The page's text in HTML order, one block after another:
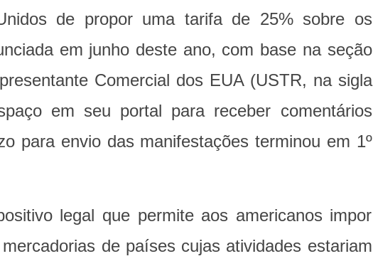
de propor uma tarifa de 25% sobre os
em junho deste ano, com base na seção
Comercial dos EUA (USTR, na sigla
em seu portal para receber comentários
para envio das manifestações terminou em 1º
legal que permite aos americanos impor
de países cujas atividades estariam